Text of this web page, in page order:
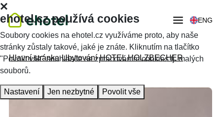
ENG
Hlavní stránka Ubytování HOTEL HOLZBECHER
ehotel.cz používá cookies
Soubory cookies na ehotel.cz využíváme proto, aby naše
stránky zůstaly takové, jaké je znáte. Kliknutím na tlačítko
"Povolit vše" souhlasíte se zpracováním cookies tj. malých
souborů.
Nastavení Jen nezbytné Povolit vše